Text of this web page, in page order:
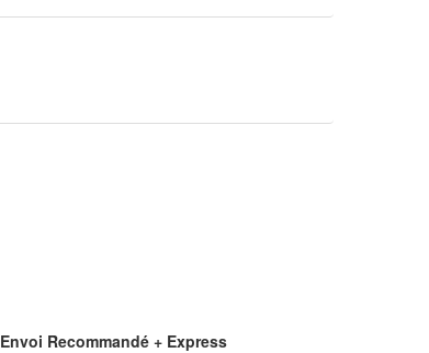
Envoi Recommandé + Express